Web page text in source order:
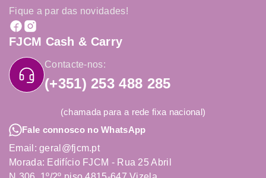
Fique a par das novidades!
FJCM Cash & Carry
Contacte-nos:
(+351) 253 488 285
(chamada para a rede fixa nacional)
Fale connosco no WhatsApp
Email: geral@fjcm.pt
Morada: Edifício FJCM - Rua 25 Abril